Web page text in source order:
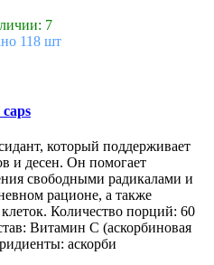
7
118 шт
который поддерживает
и десен. Он помогает
свободными радикалами и
рационе, а также
Количество порций: 60
Витамин С (аскорбиновая
аскорби